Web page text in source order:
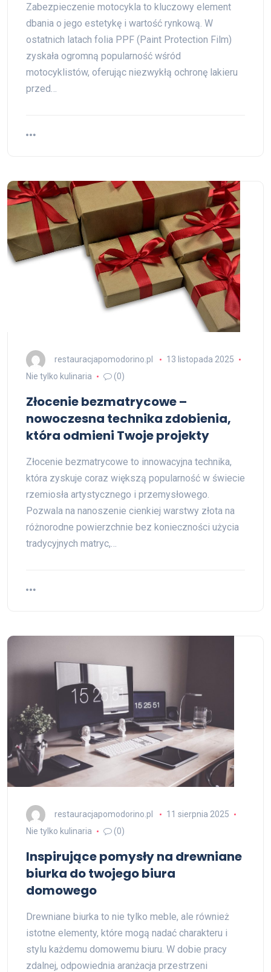
Zabezpieczenie motocykla to kluczowy element
dbania o jego estetykę i wartość rynkową. W
ostatnich latach folia PPF (Paint Protection Film)
zyskała ogromną popularność wśród
motocyklistów, oferując niezwykłą ochronę lakieru
przed…
restauracjapomodorino.pl
13 listopada 2025
Nie tylko kulinaria
(0)
Złocenie bezmatrycowe –
nowoczesna technika zdobienia,
która odmieni Twoje projekty
Złocenie bezmatrycowe to innowacyjna technika,
która zyskuje coraz większą popularność w świecie
rzemiosła artystycznego i przemysłowego.
Pozwala na nanoszenie cienkiej warstwy złota na
różnorodne powierzchnie bez konieczności użycia
tradycyjnych matryc,…
restauracjapomodorino.pl
11 sierpnia 2025
Nie tylko kulinaria
(0)
Inspirujące pomysły na drewniane
biurka do twojego biura
domowego
Drewniane biurka to nie tylko meble, ale również
istotne elementy, które mogą nadać charakteru i
stylu każdemu domowemu biuru. W dobie pracy
zdalnej, odpowiednia aranżacja przestrzeni